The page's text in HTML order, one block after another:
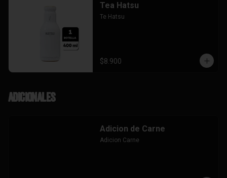
Tea Hatsu
Te Hatsu
$8.900
Adicionales
Adicion de Carne
Adicion Carne